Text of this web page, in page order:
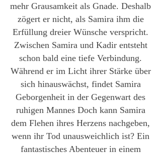
mehr Grausamkeit als Gnade. Deshalb
zögert er nicht, als Samira ihm die
Erfüllung dreier Wünsche verspricht.
Zwischen Samira und Kadir entsteht
schon bald eine tiefe Verbindung.
Während er im Licht ihrer Stärke über
sich hinauswächst, findet Samira
Geborgenheit in der Gegenwart des
ruhigen Mannes Doch kann Samira
dem Flehen ihres Herzens nachgeben,
wenn ihr Tod unausweichlich ist? Ein
fantastisches Abenteuer in einem